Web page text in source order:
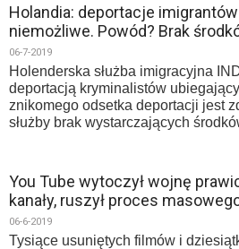
Holandia: deportacje
niemożliwe. Powód? Brak
06-7-2019
Holenderska służba imigracyjna
deportacją kryminalistów
znikomego odsetka deportacji jest
służby brak wystarczających
You Tube wytoczył wojnę
kanały, ruszył proces
06-6-2019
Tysiące usuniętych filmów i